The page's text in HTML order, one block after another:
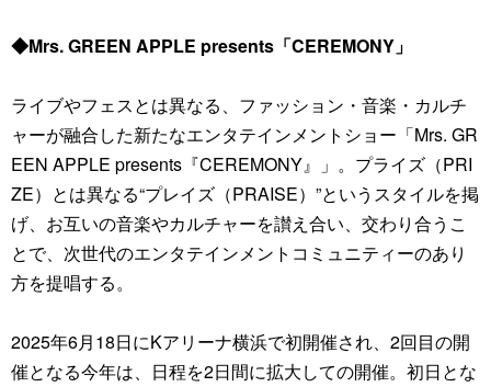
◆Mrs. GREEN APPLE presents「CEREMONY」
ライブやフェスとは異なる、ファッション・音楽・カルチ
ャーが融合した新たなエンタテインメントショー「Mrs. GR
EEN APPLE presents『CEREMONY』」。プライズ（PRI
ZE）とは異なる“プレイズ（PRAISE）”というスタイルを掲
げ、お互いの音楽やカルチャーを讃え合い、交わり合うこ
とで、次世代のエンタテインメントコミュニティーのあり
方を提唱する。
2025年6月18日にKアリーナ横浜で初開催され、2回目の開
催となる今年は、日程を2日間に拡大しての開催。初日とな